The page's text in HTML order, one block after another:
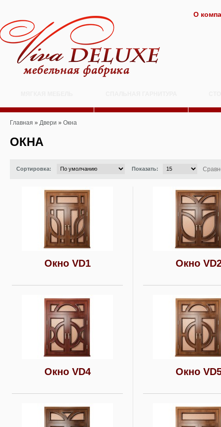
О
Главная » Двери » Окна
ОКНА
Сортировка: Показать:
Окно VD1 Окно
Окно VD4 Окно